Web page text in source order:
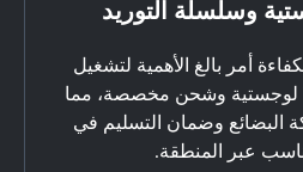
وسلسلة التوريد
أمر بالغ الأهمية لتشغيل
لوجستية وشحن مخصصة، مما
البضائع وضمان التسليم في
عبر المنطقة.